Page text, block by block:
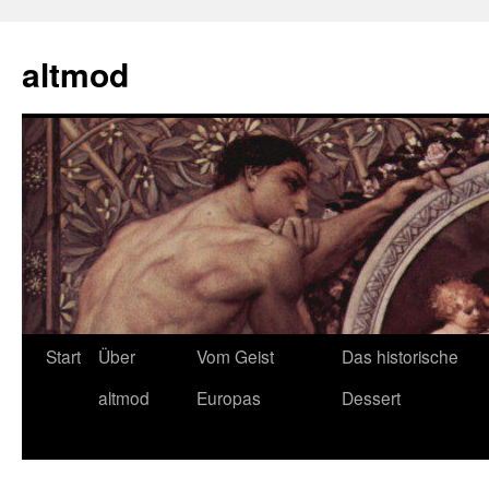
springen
altmod
Start
Über
altmod
Vom Geist
Europas
Das historische
Dessert